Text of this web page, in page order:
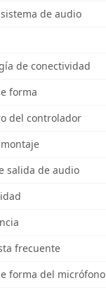
de audio
de conectividad
forma
del controlador
salida de audio
frecuente
forma del micrófono